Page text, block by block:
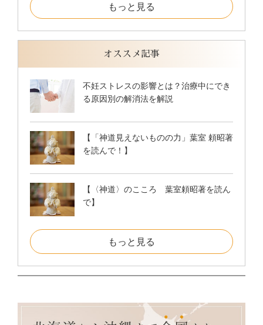
もっと見る
オススメ記事
不妊ストレスの影響とは？治療中にでき
る原因別の解消法を解説
【「神道見えないものの力」葉室 頼昭著
を読んで！】
【〈神道〉のこころ 葉室頼昭著を読ん
で】
もっと見る